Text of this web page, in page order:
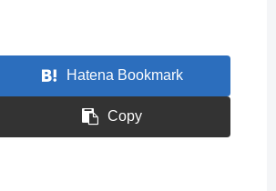
Hatena Bookmark
Copy